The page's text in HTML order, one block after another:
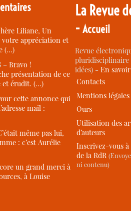
Liliane, Un
appréciation et
(…)
–Bravo !
présentation de ce
et érudit. (…)
cette annonce qui
mail :
même pas lui,
: c’est Aurélie
un grand merci à
à Louise
La Revue
-Accueil
Revue
idées) -En
Contacts
Mentions légales
Ours
Utilisation des
d’auteurs
Inscrivez-vous
de la RdR
ni contenu)